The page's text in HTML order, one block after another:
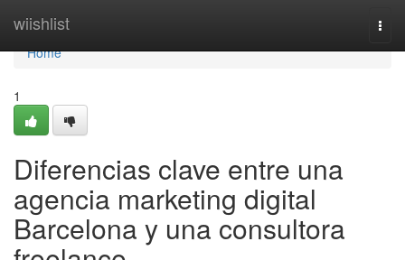
wiishlist
Home
Home
1
Diferencias clave entre una
agencia marketing digital
Barcelona y una consultora